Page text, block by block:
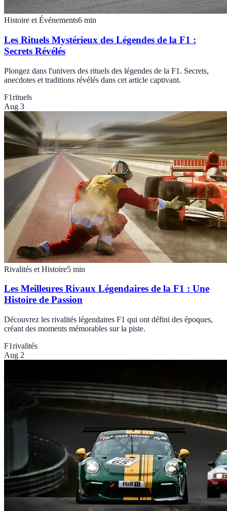
Histoire et Événements6 min
Les Rituels Mystérieux des Légendes de la F1 :
Secrets Révélés
Plongez dans l'univers des rituels des légendes de la F1. Secrets,
anecdotes et traditions révélés dans cet article captivant.
F1rituels
Aug 3
Rivalités et Histoire5 min
Les Meilleures Rivaux Légendaires de la F1 : Une
Histoire de Passion
Découvrez les rivalités légendaires F1 qui ont défini des époques,
créant des moments mémorables sur la piste.
F1rivalités
Aug 2